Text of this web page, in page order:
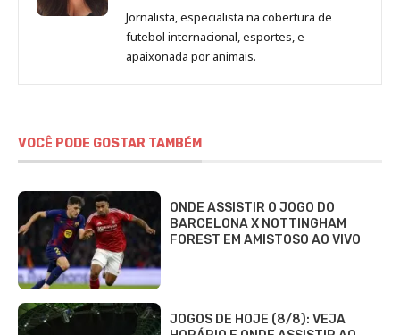
de
Beatriz
Fabbri
Jornalista, especialista na cobertura de
futebol internacional, esportes, e
apaixonada por animais.
VOCÊ PODE GOSTAR TAMBÉM
ONDE ASSISTIR O JOGO DO
BARCELONA X NOTTINGHAM
FOREST EM AMISTOSO AO VIVO
JOGOS DE HOJE (8/8): VEJA